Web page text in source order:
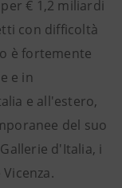
€ 1,2 miliardi
con difficoltà
è fortemente
e in
e all'estero,
del suo
d'Italia, i